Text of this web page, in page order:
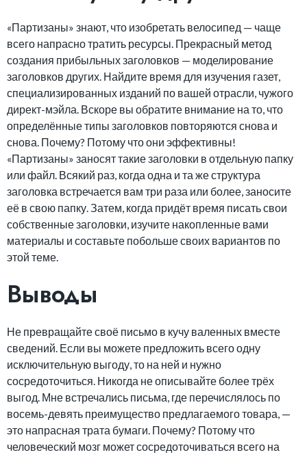
«Партизаны» знают, что изобретать велосипед — чаще
всего напрасно тратить ресурсы. Прекрасный метод
создания прибыльных заголовков — моделирование
заголовков других. Найдите время для изучения газет,
специализированных изданий по вашей отрасли, чужого
директ-мэйла. Вскоре вы обратите внимание на то, что
определённые типы заголовков повторяются снова и
снова. Почему? Потому что они эффективны!
«Партизаны» заносят такие заголовки в отдельную папку
или файл. Всякий раз, когда одна и та же структура
заголовка встречается вам три раза или более, заносите
её в свою папку. Затем, когда придёт время писать свои
собственные заголовки, изучите накопленные вами
материалы и составьте побольше своих вариантов по
этой теме.
Выводы
Не превращайте своё письмо в кучу валенных вместе
сведений. Если вы можете предложить всего одну
исключительную выгоду, то на ней и нужно
сосредоточиться. Никогда не описывайте более трёх
выгод. Мне встречались письма, где перечислялось по
восемь-девять преимущество предлагаемого товара, —
это напрасная трата бумаги. Почему? Потому что
человеческий мозг может сосредоточиваться всего на